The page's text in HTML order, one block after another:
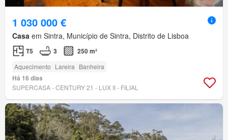
1 030 000 €
Casa em Sintra, Município de Sintra, Distrito de Lisboa
T5 3 250 m²
Aquecimento Lareira Banheira
Há 16 dias
SUPERCASA - CENTURY 21 - LUX II - FILIAL